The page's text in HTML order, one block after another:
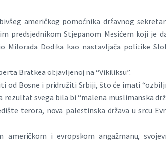
američkog pomoćnika državnog
predsjednikom Stjepanom Mesićem koji je
Milorada Dodika kao nastavljača politike
Bratkea objavljenoj na “Vikiliksu”.
od Bosne i pridružiti Srbiji, što će imati
svega bila bi “malena muslimanska
terora, nova palestinska država u srcu
američkom i evropskom angažmanu,